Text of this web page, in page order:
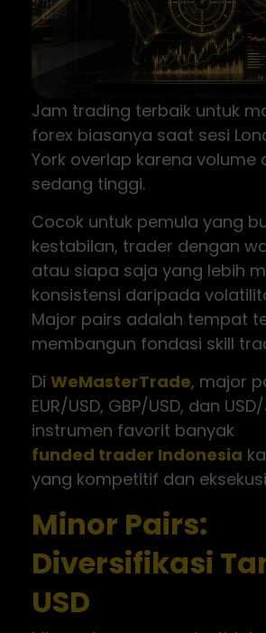
Jam trading terbaik untuk
forex biasanya saat sesi
York overlap karena volume
sedang tinggi.
Cocok untuk pemula yang
kestabilan, trader dengan
atau siapa saja yang lebih
konsistensi daripada
Major pairs adalah tempat
membangun fondasi skill
Di WeMasterTrade, major
EUR/USD, GBP/USD, dan
instrumen favorit banyak
funded trader Indonesia
yang kompetitif dan
Minor Pairs:
Diversifikasi
USD